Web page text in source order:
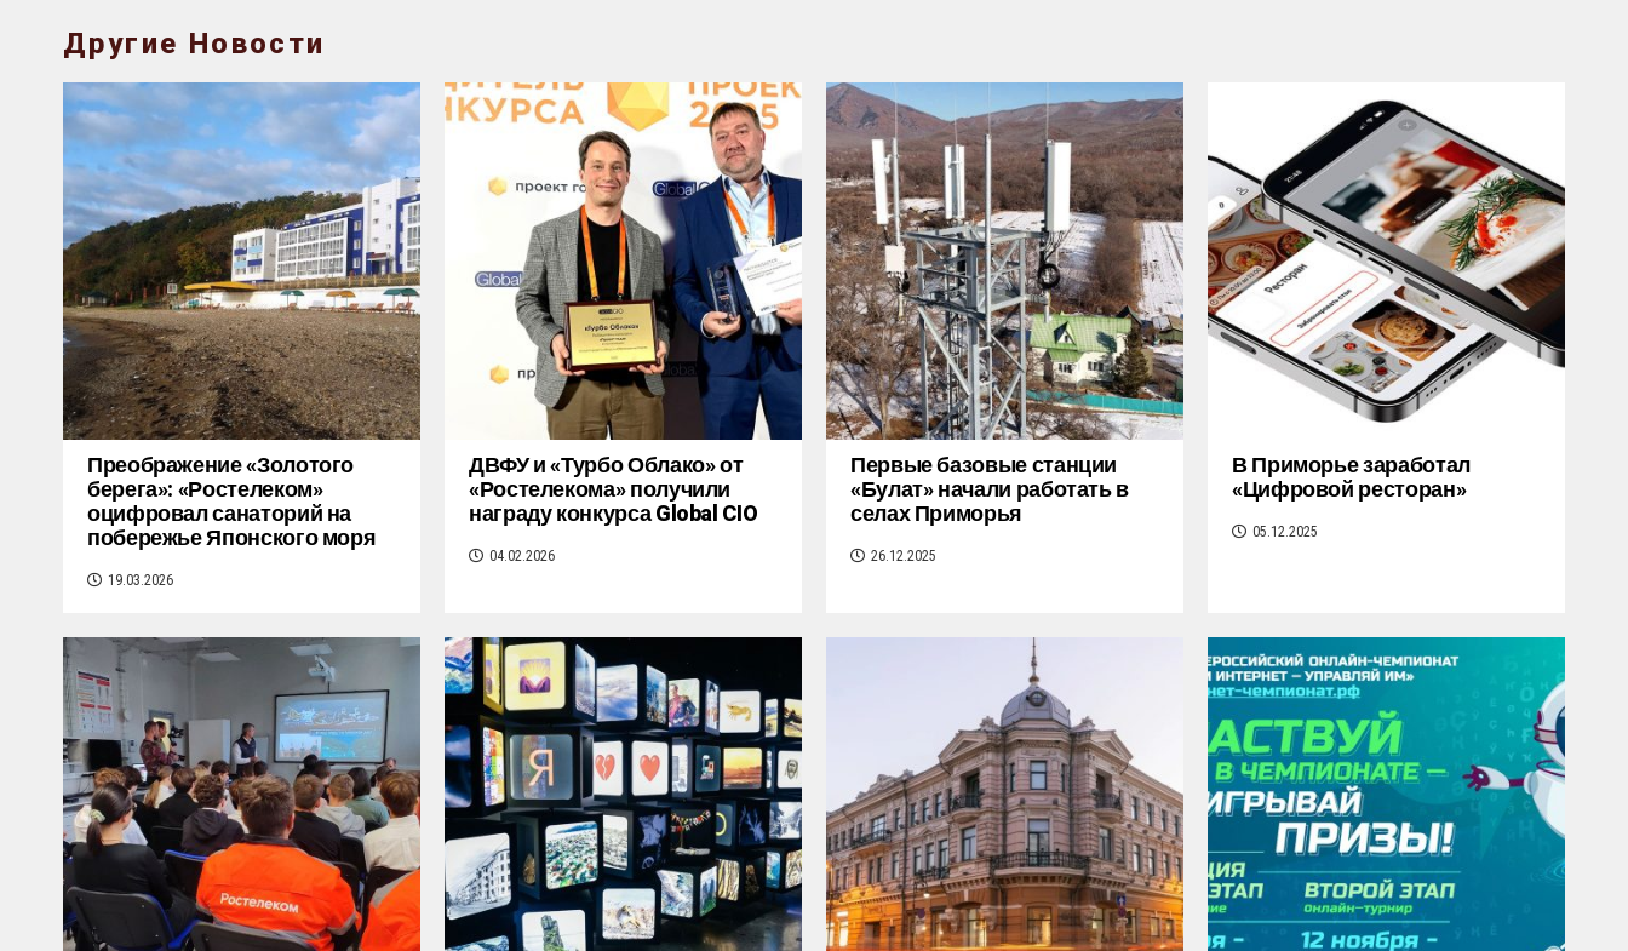
Другие Новости
Преображение «Золотого
берега»: «Ростелеком»
оцифровал санаторий на
побережье Японского моря
19.03.2026
ДВФУ и «Турбо Облако» от
«Ростелекома» получили
награду конкурса Global CIO
04.02.2026
Первые базовые станции
«Булат» начали работать в
селах Приморья
26.12.2025
В Приморье заработал
«Цифровой ресторан»
05.12.2025